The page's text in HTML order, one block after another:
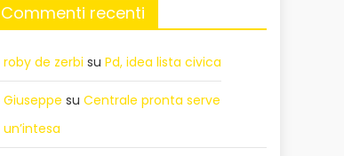
Commenti recenti
roby de zerbi suPd, idea lista civica
Giuseppe suCentrale pronta serve
un’intesa